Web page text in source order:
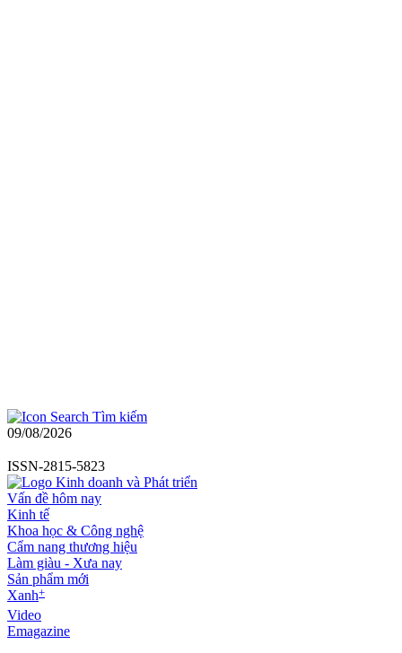
Tìm kiếm
09/08/2026
ISSN-2815-5823
Vấn đề hôm nay
Kinh tế
Khoa học & Công nghệ
Cẩm nang thương hiệu
Làm giàu - Xưa nay
Sản phẩm mới
Xanh+
Video
Emagazine